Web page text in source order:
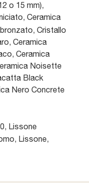
o 15 mm),
Ceramica
Cristallo
Ceramica
Ceramica
Noisette
Black
Nero Concrete
, Lissone
Lissone,